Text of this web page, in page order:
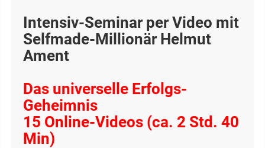
Intensiv-Seminar per Video mit
Selfmade-Millionär Helmut
Ament
Das universelle Erfolgs-
Geheimnis
15 Online-Videos (ca. 2 Std. 40
Min)